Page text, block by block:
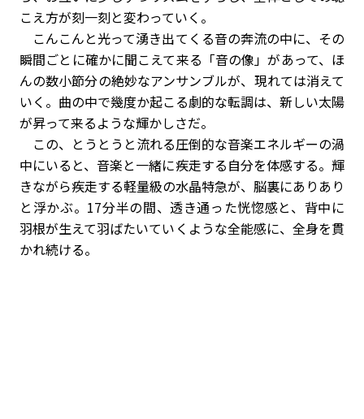
こえ方が刻一刻と変わっていく。
こんこんと光って湧き出てくる音の奔流の中に、その
瞬間ごとに確かに聞こえて来る「音の像」があって、ほ
んの数小節分の絶妙なアンサンブルが、現れては消えて
いく。曲の中で幾度か起こる劇的な転調は、新しい太陽
が昇って来るような輝かしさだ。
この、とうとうと流れる圧倒的な音楽エネルギーの渦
中にいると、音楽と一緒に疾走する自分を体感する。輝
きながら疾走する軽量級の水晶特急が、脳裏にありあり
と浮かぶ。17分半の間、透き通った恍惚感と、背中に
羽根が生えて羽ばたいていくような全能感に、全身を貫
かれ続ける。